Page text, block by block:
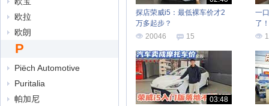
欧拉
欧朗
P
Piëch Automotive
Puritalia
帕加尼
探店荣威i5：最低裸车价才2
万多起步？
20046
15
一
了！
03:48